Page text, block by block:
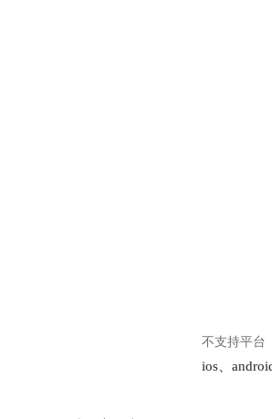
不支持平台
ios、